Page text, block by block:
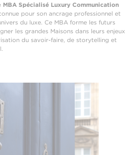
MBA Spécialisé Luxury Communication
pour son ancrage professionnel et
du luxe. Ce MBA forme les futurs
les grandes Maisons dans leurs enjeux
du savoir-faire, de storytelling et